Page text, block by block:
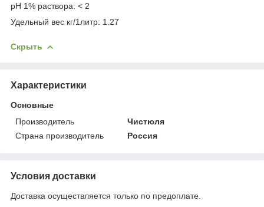
pH 1% раствора: < 2
Удельный вес кг/1литр: 1.27
Скрыть
Характеристики
Основные
Производитель
Чистюля
Страна производитель
Россия
Условия доставки
Доставка осуществляется только по предоплате.